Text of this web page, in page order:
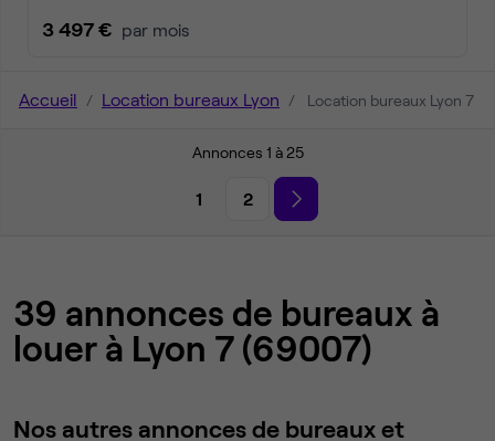
3 497 € par mois
Accueil Location bureaux Lyon Location bureaux Lyon 7
Annonces 1 à 25
1 2
39 annonces de bureaux à
louer à Lyon 7 (69007)
Nos autres annonces de bureaux et